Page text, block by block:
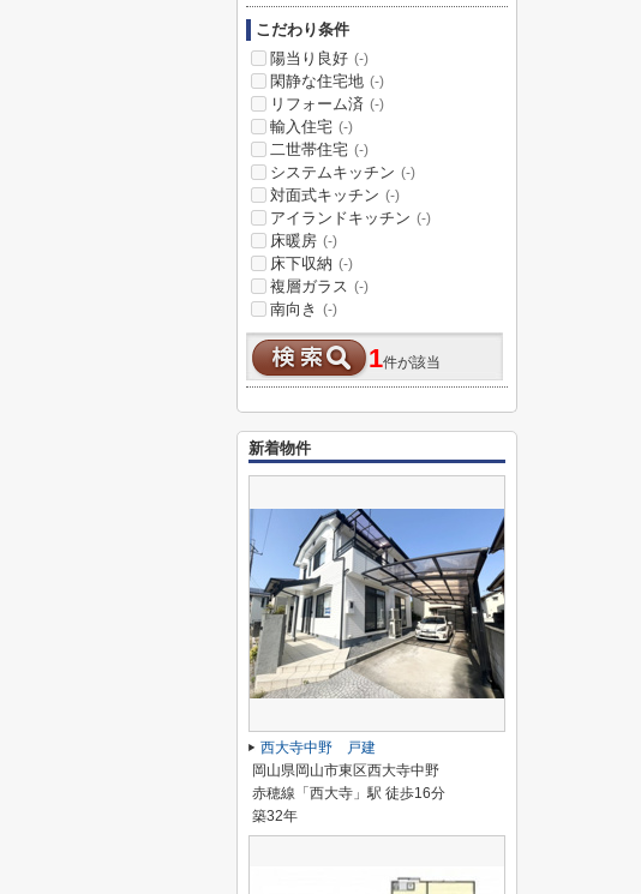
こだわり条件
陽当り良好 (-)
閑静な住宅地 (-)
リフォーム済 (-)
輸入住宅 (-)
二世帯住宅 (-)
システムキッチン (-)
対面式キッチン (-)
アイランドキッチン (-)
床暖房 (-)
床下収納 (-)
複層ガラス (-)
南向き (-)
1件が該当
新着物件
西大寺中野 戸建
岡山県岡山市東区西大寺中野
赤穂線「西大寺」駅 徒歩16分
築32年